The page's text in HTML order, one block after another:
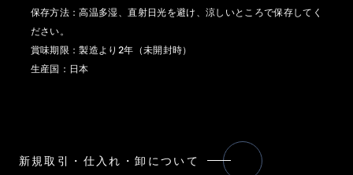
保存方法：高温多湿、直射日光を避け、涼しいところで保存してく
ださい。
賞味期限：製造より2年（未開封時）
生産国：日本
新規取引・仕入れ・卸について